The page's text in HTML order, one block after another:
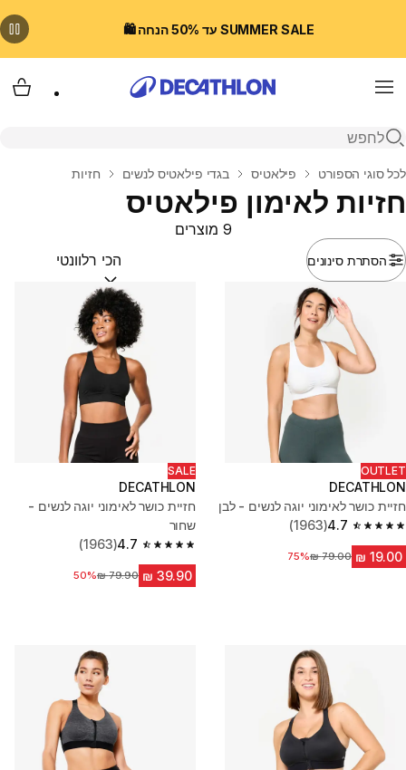
SUMMER SALE עד 50% הנחה 🛍️
Menu
פתיחת חיפוש
בית
לכל סוגי הספורט פילאטיס בגדי פילאטיס לנשים חזיות
חזיות לאימון פילאטיס
הסתרת סינונים
9 מוצרים
מיין לפי:(optional)
OUTLET
DECATHLON
חזיית כושר לאימוני יוגה לנשים - לבן
4.7
4.7 out of 5 stars from 1963 reviews
(1963)
מחיר לפני הנחה‏79.00 ₪
75%
SALE
DECATHLON
חזיית כושר לאימוני יוגה לנשים -
שחור
4.7
4.7 out of 5 stars from 1963 reviews
(1963)
מחיר לפני הנחה‏79.90 ₪
50%